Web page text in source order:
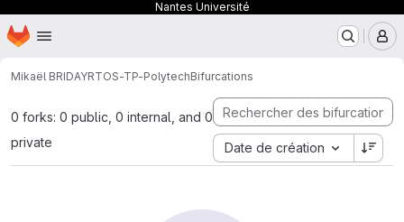
Nantes Université
Passer au contenu principal
Page d'accueil
Mikaël BRIDAYRTOS-TP-PolytechBifurcations
0 forks: 0 public, 0 internal, and 0
private
Date de création